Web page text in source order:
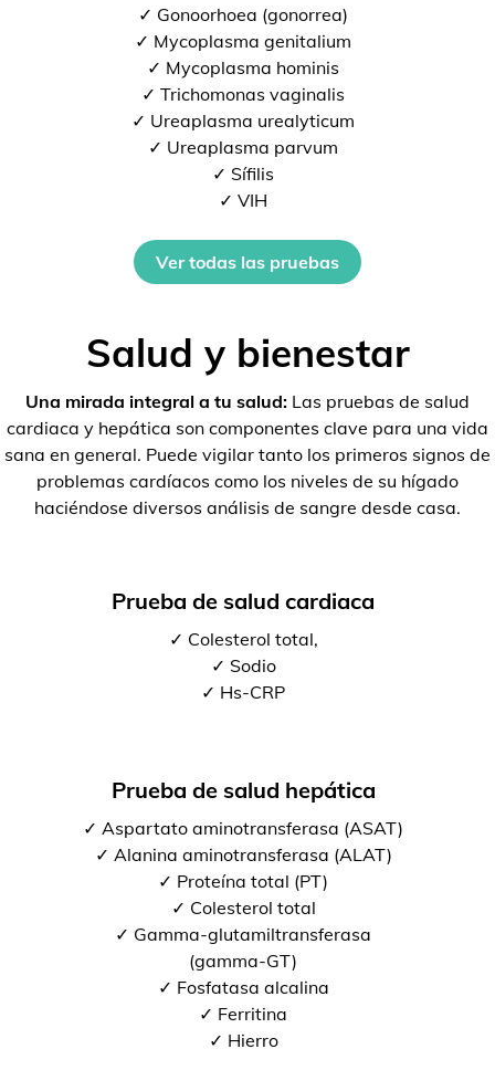
✓ Gonoorhoea (gonorrea)
✓ Mycoplasma genitalium
✓ Mycoplasma hominis
✓ Trichomonas vaginalis
✓ Ureaplasma urealyticum
✓ Ureaplasma parvum
✓ Sífilis
✓ VIH
Ver todas las pruebas
Salud y bienestar
Una mirada integral a tu salud: Las pruebas de salud
cardiaca y hepática son componentes clave para una vida
sana en general. Puede vigilar tanto los primeros signos de
problemas cardíacos como los niveles de su hígado
haciéndose diversos análisis de sangre desde casa.
Prueba de salud cardiaca
✓ Colesterol total,
✓ Sodio
✓ Hs-CRP
Prueba de salud hepática
✓ Aspartato aminotransferasa (ASAT)
✓ Alanina aminotransferasa (ALAT)
✓ Proteína total (PT)
✓ Colesterol total
✓ Gamma-glutamiltransferasa
(gamma-GT)
✓ Fosfatasa alcalina
✓ Ferritina
✓ Hierro